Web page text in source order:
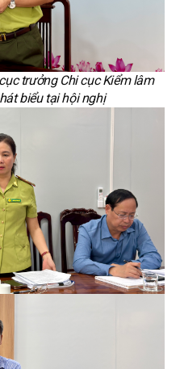
trưởng Chi cục Kiểm lâm
biểu tại hội nghị